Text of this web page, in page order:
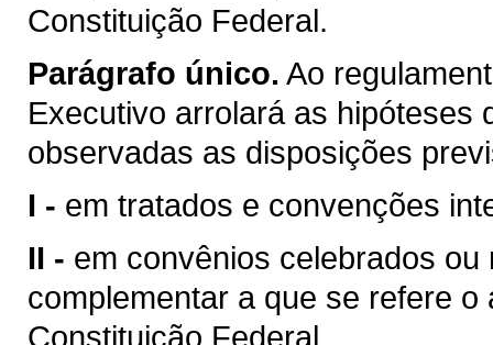
Constituição Federal.
Parágrafo único. Ao
Executivo arrolará as hipóteses
observadas as disposições
I - em tratados e convenções
II - em convênios celebrados
complementar a que se refere
Constituição Federal.